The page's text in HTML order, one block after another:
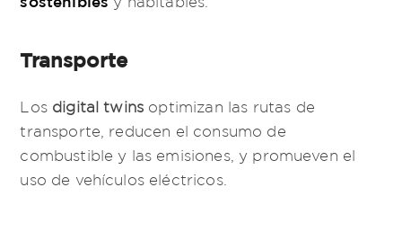
Transporte
Los digital twins optimizan las rutas de
transporte, reducen el consumo de
combustible y las emisiones, y promueven el
uso de vehículos eléctricos.